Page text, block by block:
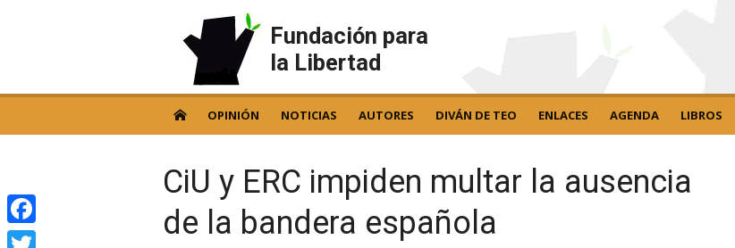
Fundación para
la Libertad
OPINIÓN NOTICIAS AUTORES DIVÁN DE TEO ENLACES AGENDA LIBROS
CiU y ERC impiden multar la ausencia
de la bandera española
Facebook